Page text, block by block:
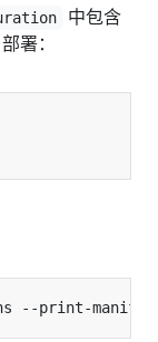
中包含
署：
--print-